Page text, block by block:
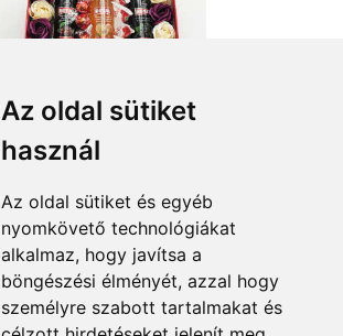
Az oldal sütiket
használ
Az oldal sütiket és egyéb
nyomkövető technológiákat
alkalmaz, hogy javítsa a
böngészési élményét, azzal hogy
személyre szabott tartalmakat és
from HUF20,240
Accepted payment methods